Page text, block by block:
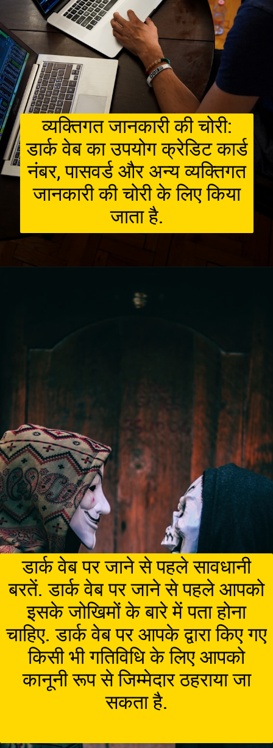
व्यक्तिगत जानकारी की चोरी:
डार्क वेब का उपयोग क्रेडिट कार्ड
नंबर, पासवर्ड और अन्य व्यक्तिगत
जानकारी की चोरी के लिए किया
जाता है.
डार्क वेब पर जाने से पहले सावधानी
बरतें. डार्क वेब पर जाने से पहले आपको
इसके जोखिमों के बारे में पता होना
चाहिए. डार्क वेब पर आपके द्वारा किए गए
किसी भी गतिविधि के लिए आपको
कानूनी रूप से जिम्मेदार ठहराया जा
सकता है.